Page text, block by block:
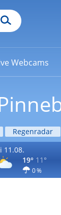
Webcams
Regenradar
11.08.
19° 11°
0 %